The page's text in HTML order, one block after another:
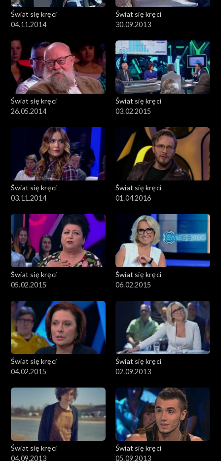
Świat się kręci
04.11.2014
Świat się kręci
30.09.2013
Świat się kręci
26.05.2014
Świat się kręci
03.02.2015
Świat się kręci
03.11.2014
Świat się kręci
01.04.2016
Świat się kręci
05.02.2015
Świat się kręci
06.02.2015
Świat się kręci
04.02.2015
Świat się kręci
02.09.2013
Świat się kręci
04.09.2013
Świat się kręci
05.09.2013